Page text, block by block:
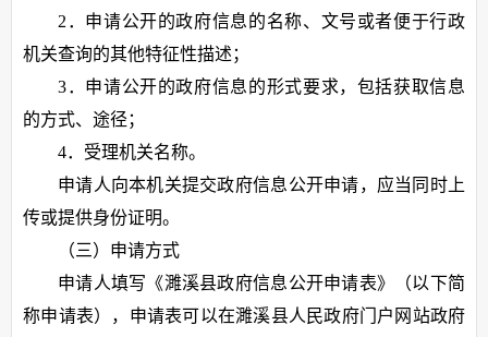
2．申请公开的政府信息的名称、文号或者便于行政
机关查询的其他特征性描述；
3．申请公开的政府信息的形式要求，包括获取信息
的方式、途径；
4．受理机关名称。
申请人向本机关提交政府信息公开申请，应当同时上
传或提供身份证明。
（三）申请方式
申请人填写《濉溪县政府信息公开申请表》（以下简
称申请表），申请表可以在濉溪县人民政府门户网站政府